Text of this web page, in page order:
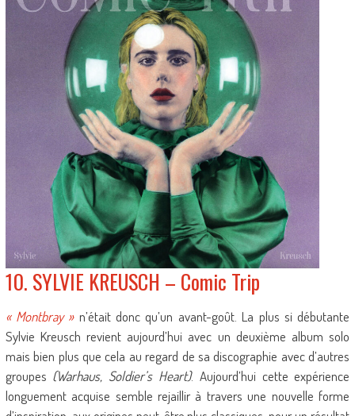
10. SYLVIE KREUSCH – Comic Trip
« Montbray »n’était donc qu’un avant-goût. La plus si débutante
Sylvie Kreusch revient aujourd’hui avec un deuxième album solo
mais bien plus que cela au regard de sa discographie avec d’autres
groupes (Warhaus, Soldier’s Heart). Aujourd’hui cette expérience
longuement acquise semble rejaillir à travers une nouvelle forme